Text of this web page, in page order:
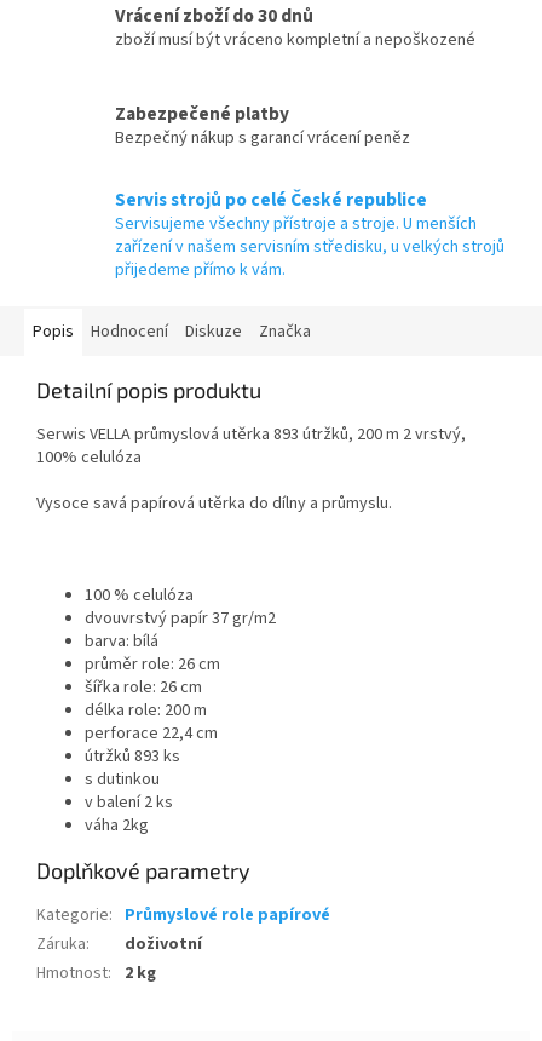
Vrácení zboží do 30 dnů
zboží musí být vráceno kompletní a nepoškozené
Zabezpečené platby
Bezpečný nákup s garancí vrácení peněz
Servis strojů po celé České republice
Servisujeme všechny přístroje a stroje. U menších
zařízení v našem servisním středisku, u velkých strojů
přijedeme přímo k vám.
Popis Hodnocení Diskuze Značka
Detailní popis produktu
Serwis VELLA průmyslová utěrka 893 útržků, 200 m 2 vrstvý,
100% celulóza
Vysoce savá papírová utěrka do dílny a průmyslu.
100 % celulóza
dvouvrstvý papír 37 gr/m2
barva: bílá
průměr role: 26 cm
šířka role: 26 cm
délka role: 200 m
perforace 22,4 cm
útržků 893 ks
s dutinkou
v balení 2 ks
váha 2kg
Doplňkové parametry
Kategorie: Průmyslové role papírové
Záruka:
doživotní
Hmotnost: 2 kg